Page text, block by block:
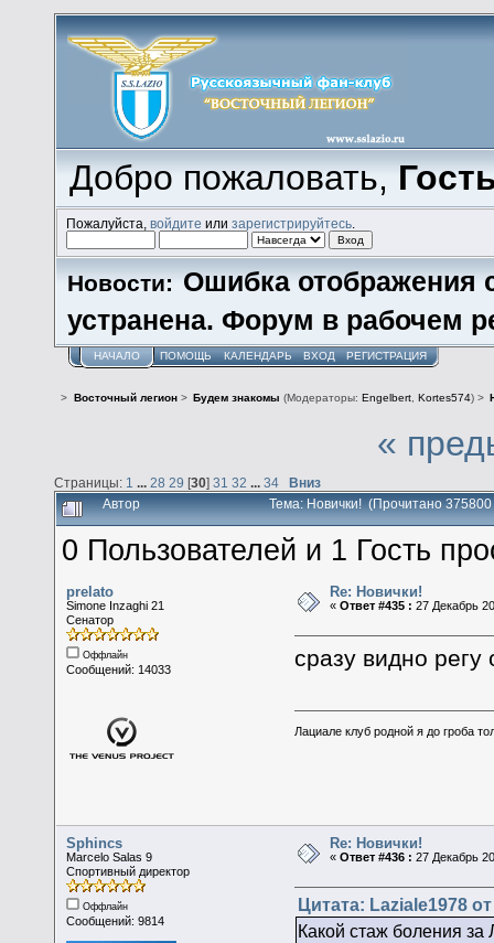
Добро пожаловать,
Пожалуйста,войдите илизарегистрируйтесь
Новости: Ошибка отображения
устранена. Форум в рабочем
НАЧАЛО ПОМОЩЬ КАЛЕНДАРЬ ВХОД РЕГИСТРАЦИЯ
> Восточный легион> Будем знакомы (Модераторы: Engelbert, Kortes574) >
«
Страницы: 1 28 29 [30] 31 32 34 Вниз
Автор Тема: Новички! (Прочитано 375800
0 Пользователей и 1 Гость
prelato
Simone Inzaghi 21
Сенатор
Оффлайн
Сообщений: 14033
Re: Новички!
«Ответ #435 : 27 Декабрь
сразу видно
Лациале клуб родной я до гроба
Sphincs
Marcelo Salas 9
Спортивный директор
Оффлайн
Сообщений: 9814
Re: Новички!
«Ответ #436 : 27 Декабрь
Цитата: Laziale1978
Какой стаж боления за